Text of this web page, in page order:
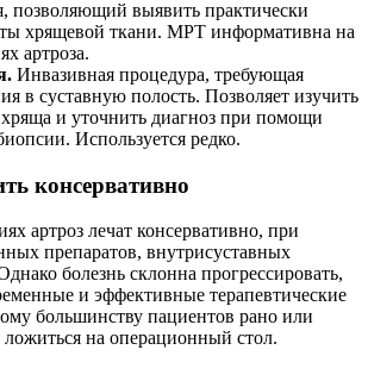
позволяющий выявить практически
хрящевой ткани. МРТ информативна на
артроза.
Инвазивная процедура, требующая
в суставную полость. Позволяет изучить
и уточнить диагноз при помощи
Используется редко.
консервативно
артроз лечат консервативно, при
препаратов, внутрисуставных
болезнь склонна прогрессировать,
и эффективные терапевтические
большинству пациентов рано или
ложиться на операционный стол.